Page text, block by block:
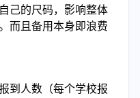
己的尺码，影响整体
而且备用本身即浪费
到人数（每个学校报